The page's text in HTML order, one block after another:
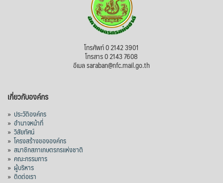
โทรศัพท์ 0 2142 3901
โทรสาร 0 2143 7608
อีเมล saraban@nfc.mail.go.th
เกี่ยวกับองค์กร
» ประวัติองค์กร
» อำนาจหน้าที่
» วิสัยทัศน์
» โครงสร้างขององค์กร
» สมาชิกสภาเกษตรกรแห่งชาติ
» คณะกรรมการ
» ผู้บริหาร
» ติดต่อเรา